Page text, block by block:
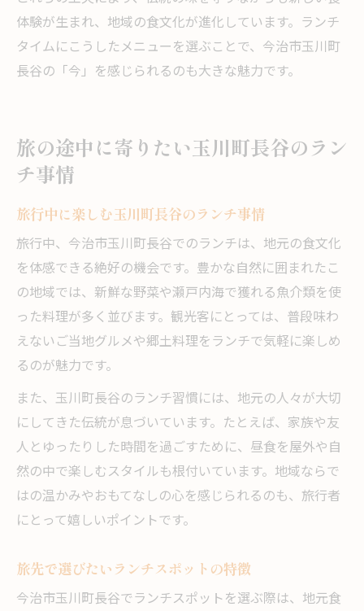
体験が生まれ、地域の食文化が進化しています。ランチ
タイムにこうしたメニューを選ぶことで、今治市玉川町
長谷の「今」を感じられるのも大きな魅力です。
旅の途中に寄りたい玉川町長谷のラン
チ事情
旅行中に楽しむ玉川町長谷のランチ事情
旅行中、今治市玉川町長谷でのランチは、地元の食文化
を体感できる絶好の機会です。豊かな自然に囲まれたこ
の地域では、新鮮な野菜や瀬戸内海で獲れる魚介類を使
った料理が多く並びます。観光客にとっては、普段味わ
えないご当地グルメや郷土料理をランチで気軽に楽しめ
るのが魅力です。
また、玉川町長谷のランチ習慣には、地元の人々が大切
にしてきた伝統が息づいています。たとえば、家族や友
人とゆったりした時間を過ごすために、昼食を屋外や自
然の中で楽しむスタイルも根付いています。地域ならで
はの温かみやおもてなしの心を感じられるのも、旅行者
にとって嬉しいポイントです。
旅先で選びたいランチスポットの特徴
今治市玉川町長谷でランチスポットを選ぶ際は、地元食